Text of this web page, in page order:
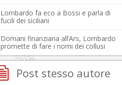
Lombardo fa eco a Bossi e parla di
fucili dei siciliani
Domani finanziaria all’Ars, Lombardo
promette di fare i nomi dei collusi
Post stesso autore